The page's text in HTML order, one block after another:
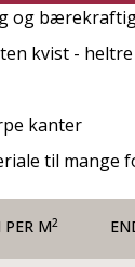
og
kvist -
kanter
til mange
PER M2